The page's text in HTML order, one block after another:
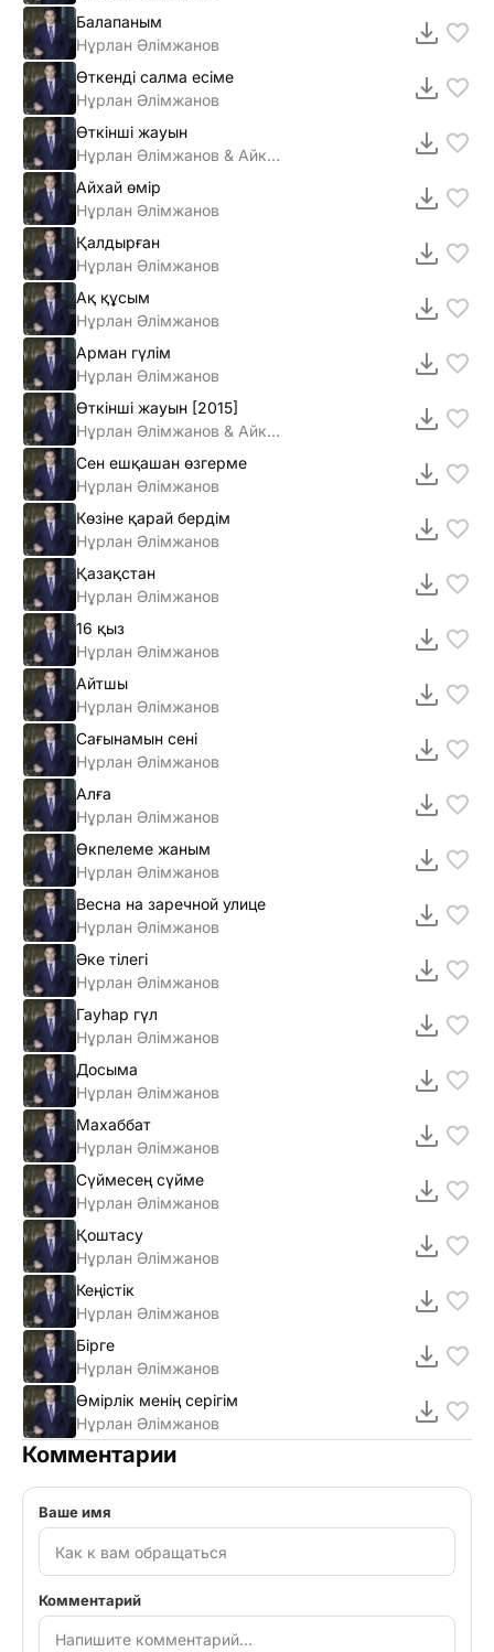
Балапаным
Нұрлан Әлімжанов
Өткенді салма есіме
Нұрлан Әлімжанов
Өткінші жауын
Нұрлан Әлімжанов & Айкерім Қалаубаева
Айхай өмір
Нұрлан Әлімжанов
Қалдырған
Нұрлан Әлімжанов
Ақ құсым
Нұрлан Әлімжанов
Арман гүлім
Нұрлан Әлімжанов
Өткiншi жауын [2015]
Нұрлан Әлiмжанов & Айкерiм Қалаубаева
Сен ешқашан өзгерме
Нұрлан Әлімжанов
Көзіне қарай бердім
Нұрлан Әлімжанов
Қазақстан
Нұрлан Әлімжанов
16 қыз
Нұрлан Әлімжанов
Айтшы
Нұрлан Әлімжанов
Сағынамын сені
Нұрлан Әлімжанов
Алға
Нұрлан Әлімжанов
Өкпелеме жаным
Нұрлан Әлімжанов
Весна на заречной улице
Нұрлан Әлімжанов
Әке тілегі
Нұрлан Әлімжанов
Гауһар гүл
Нұрлан Әлімжанов
Досыма
Нұрлан Әлімжанов
Махаббат
Нұрлан Әлімжанов
Сүймесең сүйме
Нұрлан Әлімжанов
Қоштасу
Нұрлан Әлімжанов
Кеңicтiк
Нұрлан Әлімжанов
Бірге
Нұрлан Әлімжанов
Өмірлік менің серігім
Нұрлан Әлімжанов
Комментарии
Ваше имя
Комментарий